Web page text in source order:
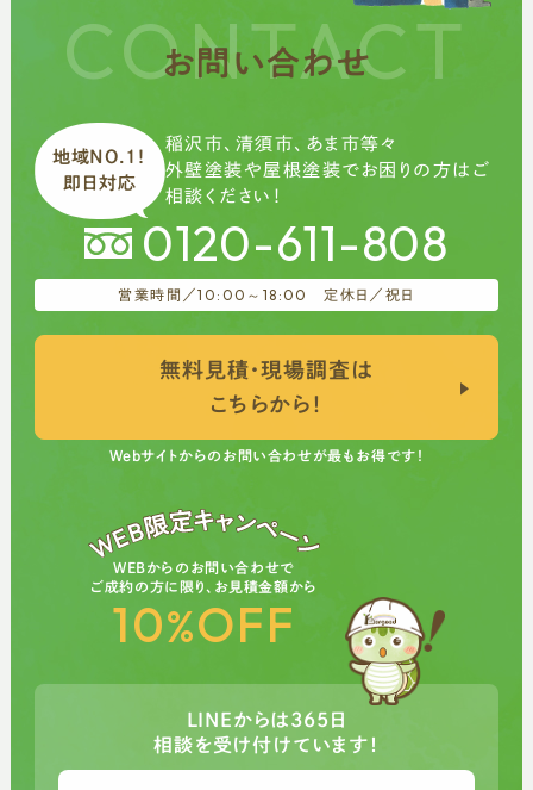
CONTACT
お問い合わせ
地域NO.1！
即日対応
稲沢市、清須市、あま市等々
外壁塗装や屋根塗装でお困りの方はご
相談ください！
0120-611-808
営業時間／10:00～18:00 定休日／祝日
無料見積・現場調査は
こちらから！
Webサイトからのお問い合わせが最もお得です！
WEBからのお問い合わせで
ご成約の方に限り、お見積金額から
10%OFF
LINEからは365日
相談を受け付けています！